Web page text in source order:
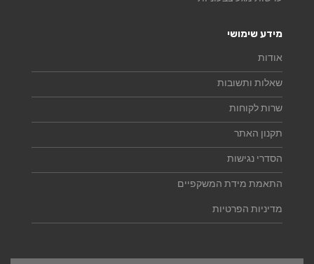
מידע שימושי
אודות
שאלות ותשובות
שרות לקוחות
תקנון האתר
הסדרי נגישות
התאמת מידת המשקפיים
מדיניות הפרטיות